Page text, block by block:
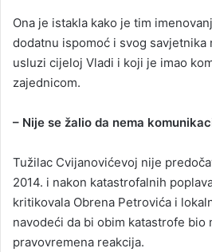
Ona je istakla kako je tim
dodatnu ispomoć i svog savjetnika
usluzi cijeloj Vladi i koji je imao
zajednicom.
– Nije se žalio da nema
Tužilac Cvijanovićevoj nije
2014. i nakon katastrofalnih
kritikovala Obrena Petrovića i
navodeći da bi obim katastrofe bio
pravovremena reakcija.